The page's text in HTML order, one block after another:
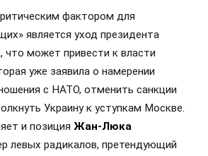
фактором для
является уход президента
может привести к власти
уже заявила о намерении
с НАТО, отменить санкции
Украину к уступкам Москве.
и позиция Жан-Люка
левых радикалов, претендующий